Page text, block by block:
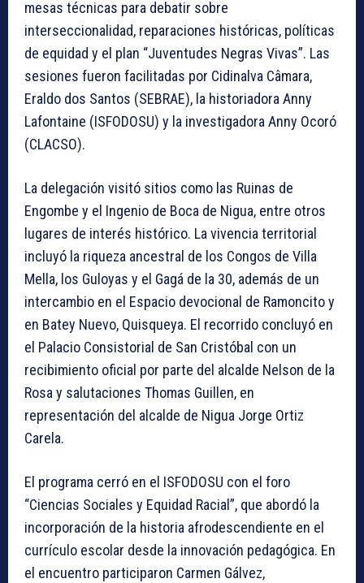
mesas técnicas para debatir sobre
interseccionalidad, reparaciones históricas, políticas
de equidad y el plan “Juventudes Negras Vivas”. Las
sesiones fueron facilitadas por Cidinalva Câmara,
Eraldo dos Santos (SEBRAE), la historiadora Anny
Lafontaine (ISFODOSU) y la investigadora Anny Ocoró
(CLACSO).
La delegación visitó sitios como las Ruinas de
Engombe y el Ingenio de Boca de Nigua, entre otros
lugares de interés histórico. La vivencia territorial
incluyó la riqueza ancestral de los Congos de Villa
Mella, los Guloyas y el Gagá de la 30, además de un
intercambio en el Espacio devocional de Ramoncito y
en Batey Nuevo, Quisqueya. El recorrido concluyó en
el Palacio Consistorial de San Cristóbal con un
recibimiento oficial por parte del alcalde Nelson de la
Rosa y salutaciones Thomas Guillen, en
representación del alcalde de Nigua Jorge Ortiz
Carela.
El programa cerró en el ISFODOSU con el foro
“Ciencias Sociales y Equidad Racial”, que abordó la
incorporación de la historia afrodescendiente en el
currículo escolar desde la innovación pedagógica. En
el encuentro participaron Carmen Gálvez,